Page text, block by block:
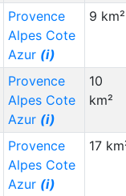
Provence
Alpes Cote
Azur (i)
9 km²
Provence
Alpes Cote
Azur (i)
10
km²
Provence
Alpes Cote
Azur (i)
17